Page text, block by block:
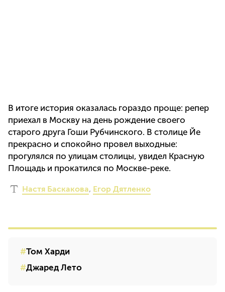
В итоге история оказалась гораздо проще: репер
приехал в Москву на день рождение своего
старого друга Гоши Рубчинского. В столице Йе
прекрасно и спокойно провел выходные:
прогулялся по улицам столицы, увидел Красную
Площадь и прокатился по Москве-реке.
Настя Баскакова, Егор Дятленко
Том Харди
Джаред Лето